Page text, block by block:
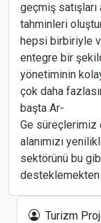
geçmiş
tahminleri
hepsi birbiriyle
entegre bir
yönetiminin
çok daha
başta Ar-
Ge süreçlerimiz
alanımızı
sektörünü bu
desteklemekten
Turizm
Corendon
PRO –